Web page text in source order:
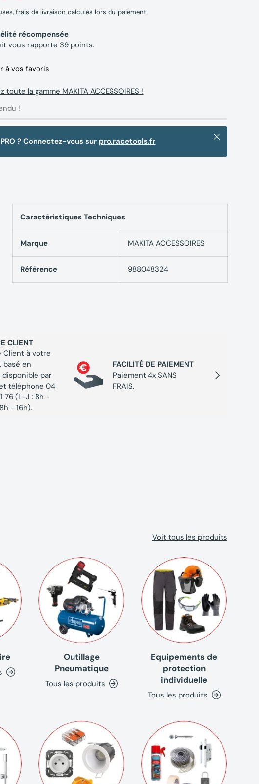
frais de livraison calculés lors du paiement.
récompensée
vous rapporte39 points.
à vos favoris
toute la gamme MAKITA ACCESSOIRES !
!
? Connectez-vous sur pro.racetools.fr Fermer
Caractéristiques Techniques
Marque MAKITA ACCESSOIRES
Référence 988048324
Suivant
CLIENT
Client à votre
basé en
disponible par
téléphone 04
76 (L-J : 8h -
- 16h).
FACILITÉ DE PAIEMENT
Paiement 4x SANS
FRAIS.
Voit tous les produits
Outillage
Pneumatique
Tous les produits
Equipements de
protection
individuelle
Tous les produits